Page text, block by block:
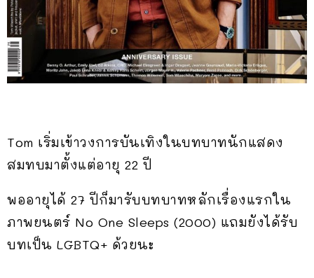
Tom เริ่มเข้าวงการบันเทิงในบทบาทนักแสดง
สมทบมาตั้งแต่อายุ 22 ปี
พออายุได้ 27 ปีก็มารับบทบาทหลักเรื่องแรกใน
ภาพยนตร์ No One Sleeps (2000) แถมยังได้รับ
บทเป็น LGBTQ+ ด้วยนะ